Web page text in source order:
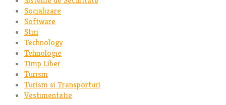
Socializare
Software
Stiri
Technology
Tehnologie
Timp Liber
Turism
Turism si Transporturi
Vestimentatie